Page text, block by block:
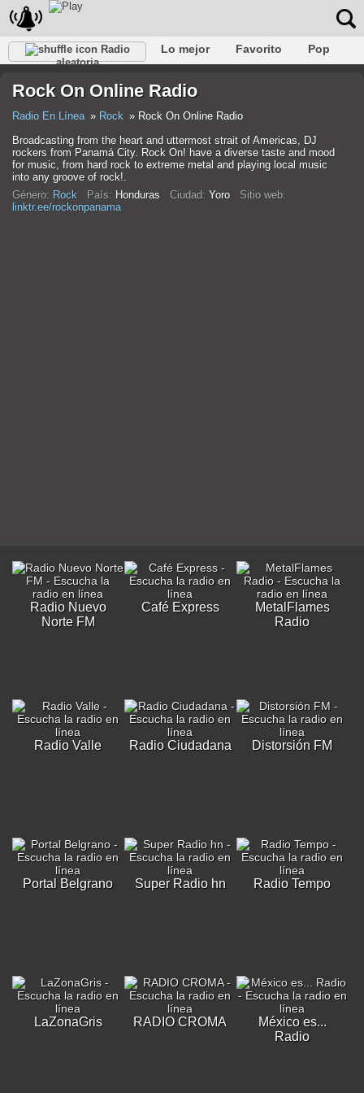
Radio
aleatoria
Lo mejor Favorito
Pop
Rap
Trans Falk Jazz
Rock On Online Radio
Radio En Línea Rock
Rock On Online Radio
Broadcasting from the heart and uttermost strait of Americas, DJ
rockers from Panamá City. Rock On! have a diverse taste and mood
for music, from hard rock to extreme metal and playing local music
into any groove of rock!.
Género: Rock País: Honduras Ciudad: Yoro Sitio web:
linktr.ee/rockonpanama
Radio Nuevo
Norte FM
Café Express
MetalFlames
Radio
Radio Valle Radio Ciudadana Distorsión FM
Portal Belgrano Super Radio hn Radio Tempo
LaZonaGris RADIO CROMA
México es...
Radio